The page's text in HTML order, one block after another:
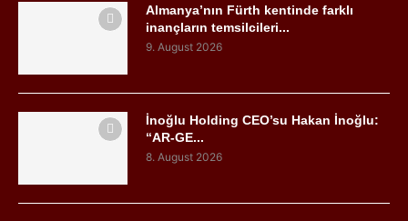
Almanya’nın Fürth kentinde farklı
inançların temsilcileri...
9. August 2026
İnoğlu Holding CEO’su Hakan İnoğlu:
“AR-GE...
8. August 2026